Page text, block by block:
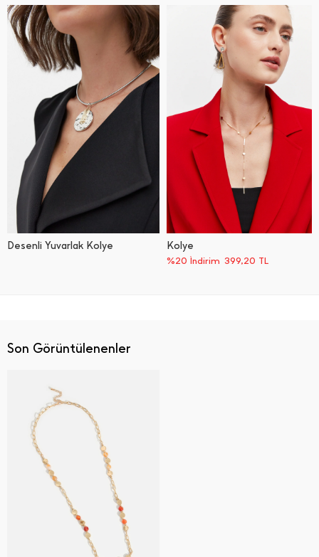
Desenli Yuvarlak Kolye Kolye
%20 İndirim 399,20 TL
Son Görüntülenenler